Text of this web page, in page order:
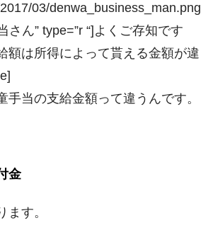
03/denwa_business_man.png
さん” type=”r “]よくご存知です
額は所得によって貰える金額が違
手当の支給金額って違うんです。
金
ます。